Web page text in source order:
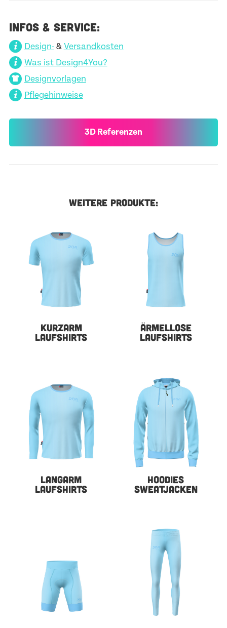
INFOS & SERVICE:
Design-& Versandkosten
Was ist Design4You?
Designvorlagen
Pflegehinweise
3D Referenzen
WEITERE PRODUKTE:
KURZARM
LAUFSHIRTS
ÄRMELLOSE
LAUFSHIRTS
LANGARM
LAUFSHIRTS
HOODIES
SWEATJACKEN